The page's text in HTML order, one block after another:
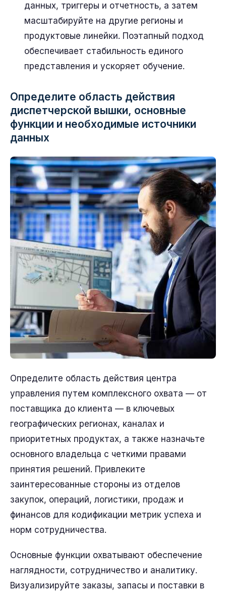
данных, триггеры и отчетность, а затем
масштабируйте на другие регионы и
продуктовые линейки. Поэтапный подход
обеспечивает стабильность единого
представления и ускоряет обучение.
Определите область действия
диспетчерской вышки, основные
функции и необходимые источники
данных
Определите область действия центра
управления путем комплексного охвата — от
поставщика до клиента — в ключевых
географических регионах, каналах и
приоритетных продуктах, а также назначьте
основного владельца с четкими правами
принятия решений. Привлеките
заинтересованные стороны из отделов
закупок, операций, логистики, продаж и
финансов для кодификации метрик успеха и
норм сотрудничества.
Основные функции охватывают обеспечение
наглядности, сотрудничество и аналитику.
Визуализируйте заказы, запасы и поставки в